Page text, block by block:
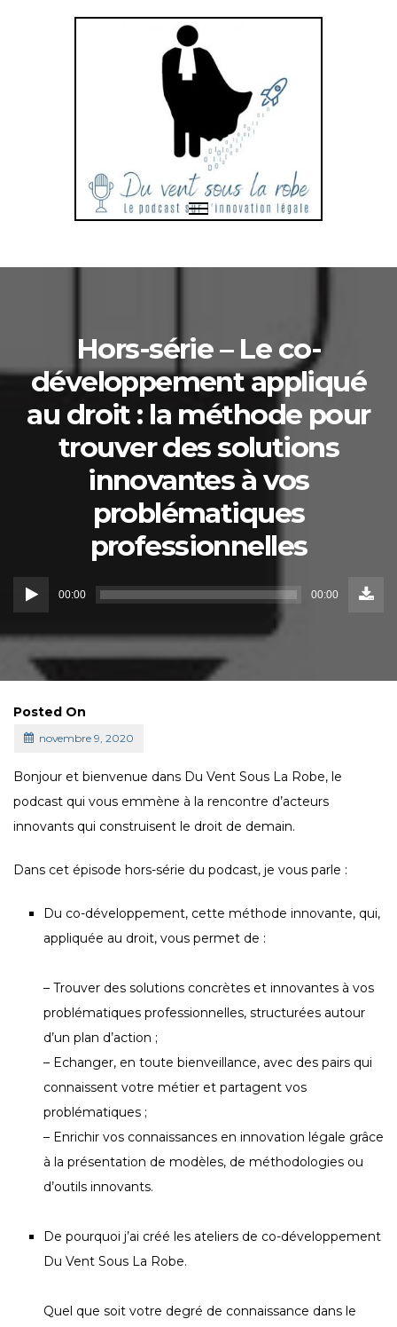
Toggle
Hors-série – Le co-
développement appliqué
au droit : la méthode pour
trouver des solutions
innovantes à vos
problématiques
professionnelles
Lecteur
audio
00:00 00:00
()
Posted On
novembre 9, 2020
Bonjour et bienvenue dans Du Vent Sous La Robe, le
podcast qui vous emmène à la rencontre d’acteurs
innovants qui construisent le droit de demain.
Dans cet épisode hors-série du podcast, je vous parle :
Du co-développement, cette méthode innovante, qui,
appliquée au droit, vous permet de :
– Trouver des solutions concrètes et innovantes à vos
problématiques professionnelles, structurées autour
d’un plan d’action ;
– Echanger, en toute bienveillance, avec des pairs qui
connaissent votre métier et partagent vos
problématiques ;
– Enrichir vos connaissances en innovation légale grâce
à la présentation de modèles, de méthodologies ou
d’outils innovants.
De pourquoi j’ai créé les ateliers de co-développement
Du Vent Sous La Robe.
Quel que soit votre degré de connaissance dans le